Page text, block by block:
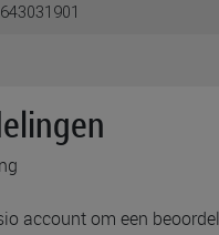
account om een